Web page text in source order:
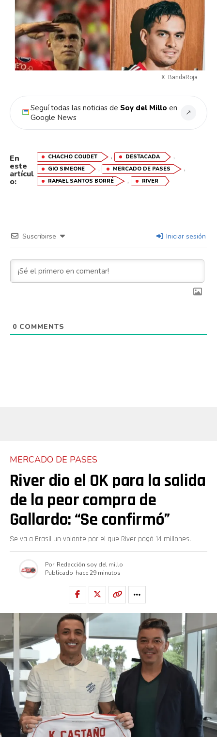
X: BandaRoja
Seguí todas las noticias de Soy del Millo en
Google News
↗
En
este
artícul
o:
CHACHO COUDET , DESTACADA ,
GIO SIMEONE , MERCADO DE PASES ,
RAFAEL SANTOS BORRÉ , RIVER
Suscribirse Iniciar sesión
0 COMMENTS
MERCADO DE PASES
River dio el OK para la salida
de la peor compra de
Gallardo: “Se confirmó”
Se va a Brasil un volante por el que River pagó 14 millones.
Por Redacción soy del millo
Publicado hace 29 minutos
Flipboard
Whatsapp
Email